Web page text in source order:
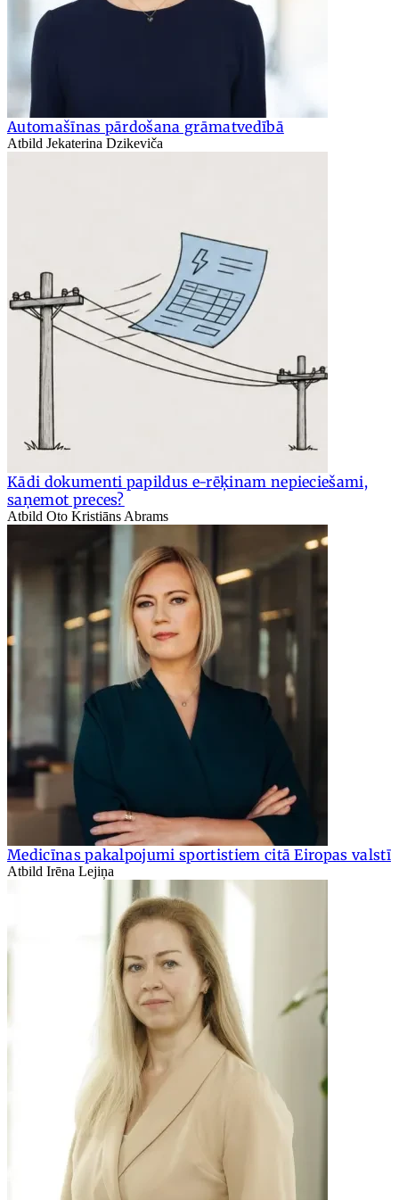
Automašīnas pārdošana grāmatvedībā
Atbild Jekaterina Dzikeviča
Kādi dokumenti papildus e-rēķinam nepieciešami,
saņemot preces?
Atbild Oto Kristiāns Abrams
Medicīnas pakalpojumi sportistiem citā Eiropas valstī
Atbild Irēna Lejiņa